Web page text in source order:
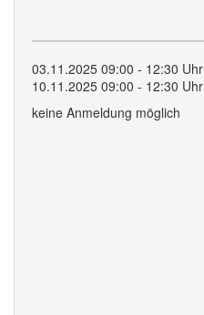
03.11.2025 09:00 - 12:30 Uhr
10.11.2025 09:00 - 12:30 Uhr
keine Anmeldung möglich